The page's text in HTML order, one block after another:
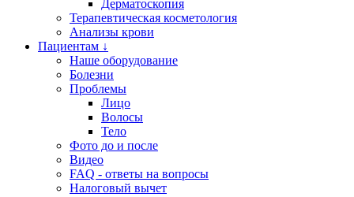
Дерматоскопия
Терапевтическая косметология
Анализы крови
Пациентам ↓
Наше оборудование
Болезни
Проблемы
Лицо
Волосы
Тело
Фото до и после
Видео
FAQ - ответы на вопросы
Налоговый вычет